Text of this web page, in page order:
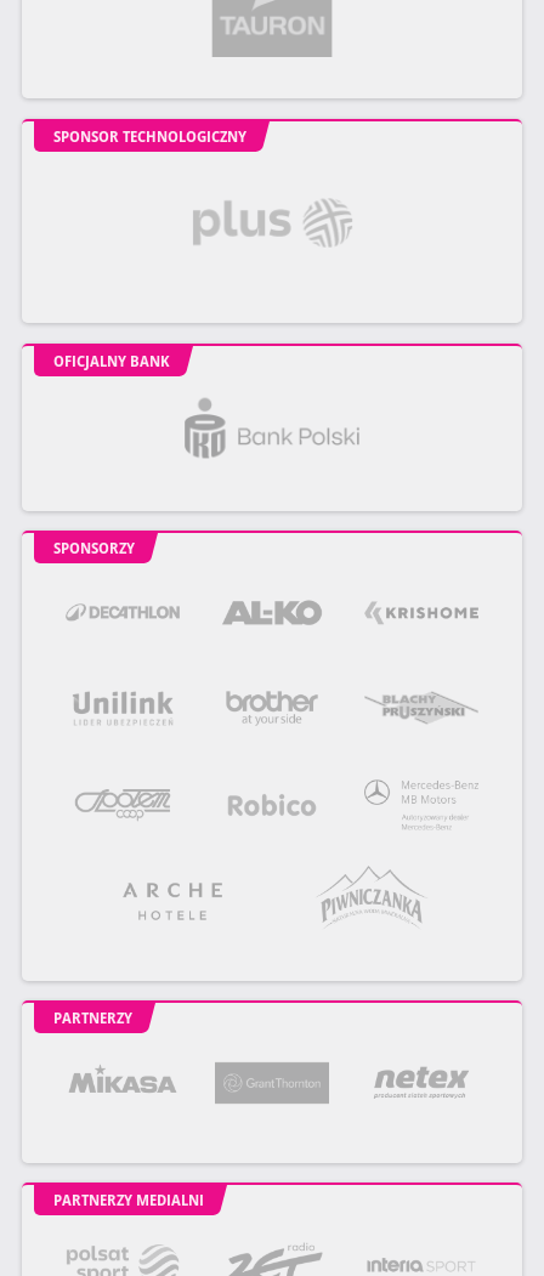
SPONSOR TECHNOLOGICZNY
OFICJALNY BANK
SPONSORZY
PARTNERZY
PARTNERZY MEDIALNI